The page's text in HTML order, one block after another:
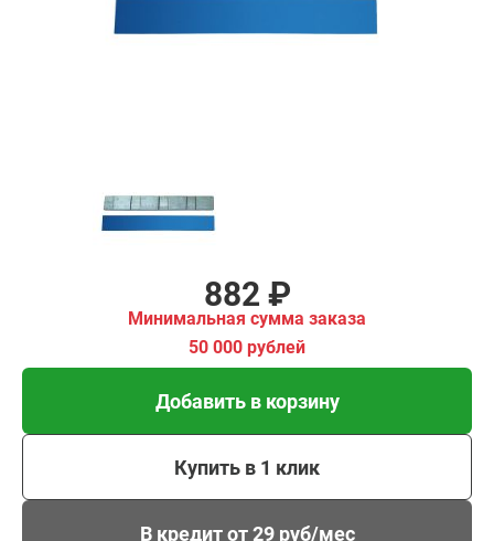
882 ₽
Минимальная сумма заказа
50 000 рублей
Добавить в корзину
Купить в 1 клик
В кредит от 29 руб/мес
В кредит от 29 руб/мес